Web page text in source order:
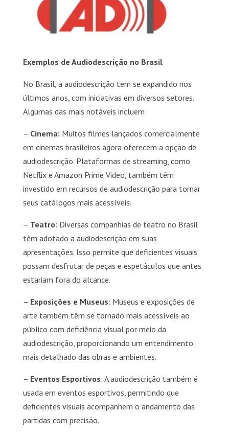
Exemplos de Audiodescrição no Brasil
No Brasil, a audiodescrição tem se expandido nos
últimos anos, com iniciativas em diversos setores.
Algumas das mais notáveis incluem:
– Cinema: Muitos filmes lançados comercialmente
em cinemas brasileiros agora oferecem a opção de
audiodescrição. Plataformas de streaming, como
Netflix e Amazon Prime Video, também têm
investido em recursos de audiodescrição para tornar
seus catálogos mais acessíveis.
– Teatro: Diversas companhias de teatro no Brasil
têm adotado a audiodescrição em suas
apresentações. Isso permite que deficientes visuais
possam desfrutar de peças e espetáculos que antes
estariam fora do alcance.
– Exposições e Museus: Museus e exposições de
arte também têm se tornado mais acessíveis ao
público com deficiência visual por meio da
audiodescrição, proporcionando um entendimento
mais detalhado das obras e ambientes.
– Eventos Esportivos: A audiodescrição também é
usada em eventos esportivos, permitindo que
deficientes visuais acompanhem o andamento das
partidas com precisão.